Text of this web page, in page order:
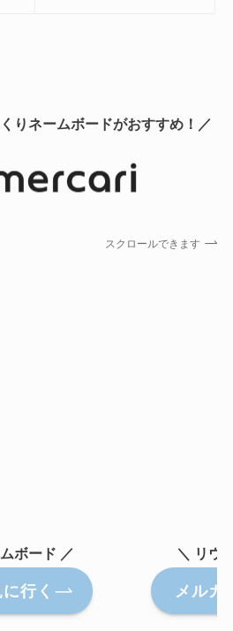
りネームボードがおすすめ！／
スクロールできます
ボード ／
行く
＼ リウ
メルカ